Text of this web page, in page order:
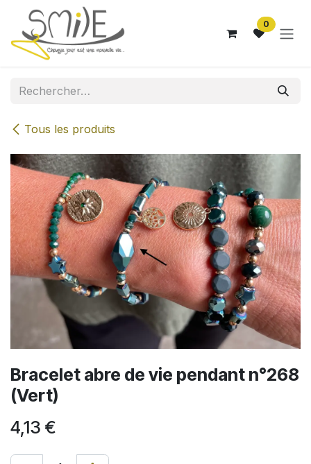
Se rendre au contenu
0
Tous les produits
Bracelet abre de vie pendant n°268
(Vert)
4,13 €